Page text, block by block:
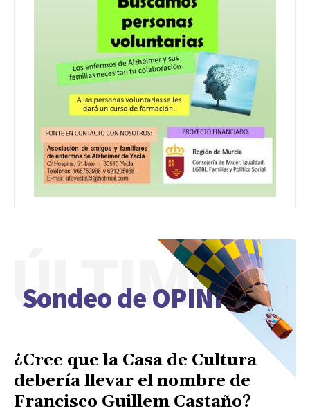
Sondeo de OPINIÓN
ÚLTIMO
¿Cree que la Casa de Cultura
debería llevar el nombre de
Francisco Guillem Castaño?